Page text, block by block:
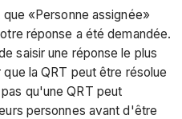
«Personne assignée»
réponse a été demandée.
saisir une réponse le plus
la QRT peut être résolue
qu'une QRT peut
personnes avant d'être